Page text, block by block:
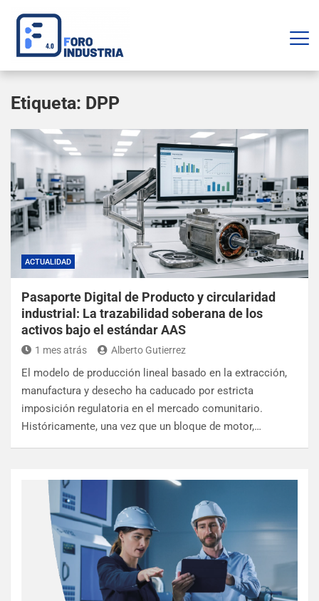
Etiqueta: DPP
ACTUALIDAD
Pasaporte Digital de Producto y circularidad
industrial: La trazabilidad soberana de los
activos bajo el estándar AAS
1 mes atrás Alberto Gutierrez
El modelo de producción lineal basado en la extracción,
manufactura y desecho ha caducado por estricta
imposición regulatoria en el mercado comunitario.
Históricamente, una vez que un bloque de motor,…